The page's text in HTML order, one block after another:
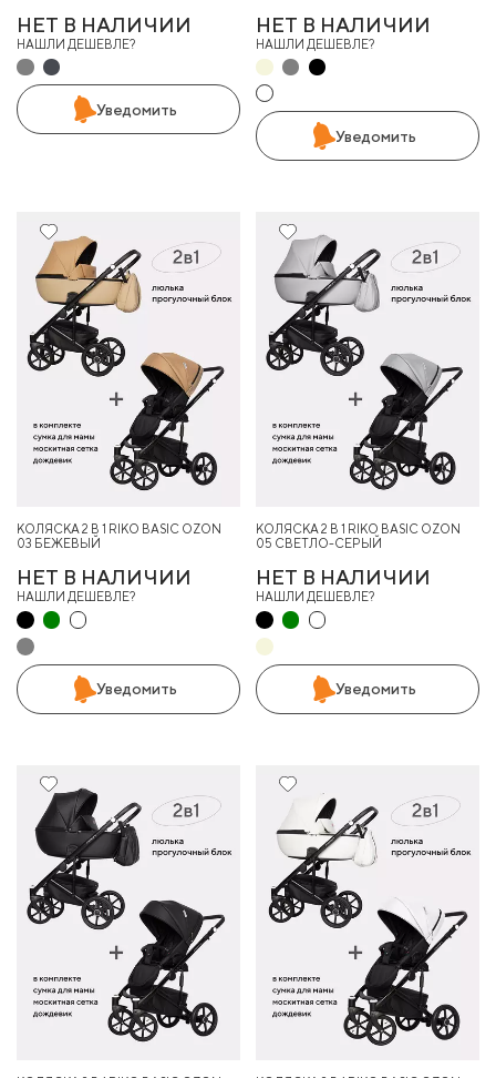
НЕТ В НАЛИЧИИ
НАШЛИ ДЕШЕВЛЕ?
Уведомить
НЕТ В НАЛИЧИИ
НАШЛИ ДЕШЕВЛЕ?
Уведомить
10%
КОЛЯСКА 2 В 1 RIKO BASIC OZON
03 БЕЖЕВЫЙ
НЕТ В НАЛИЧИИ
НАШЛИ ДЕШЕВЛЕ?
Уведомить
10%
КОЛЯСКА 2 В 1 RIKO BASIC OZON
05 СВЕТЛО-СЕРЫЙ
НЕТ В НАЛИЧИИ
НАШЛИ ДЕШЕВЛЕ?
Уведомить
10% 10%